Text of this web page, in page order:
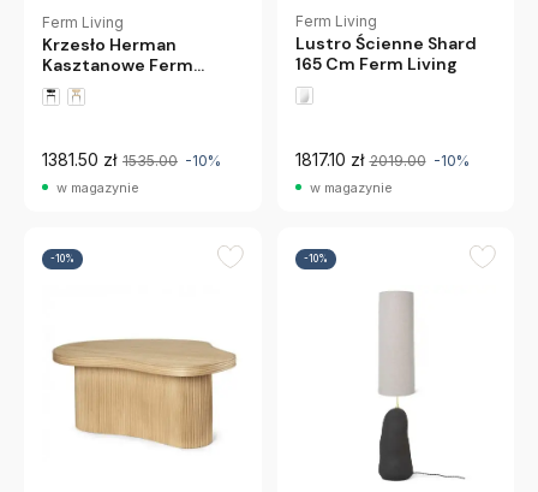
Ferm Living
Krzesło Herman
Kasztanowe Ferm
Living
1381.50 zł 1535.00 -10%
w magazynie
Ferm Living
Lustro Ścienne Shard
165 Cm Ferm Living
1817.10 zł 2019.00 -10%
w magazynie
-10% -10%